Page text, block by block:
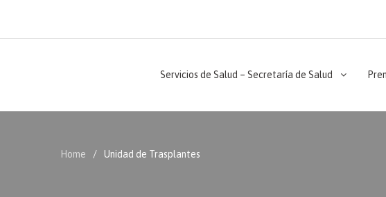
Servicios de Salud – Secretaría de Salud
Home Unidad de Trasplantes